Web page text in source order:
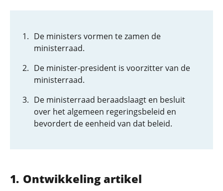
De ministers vormen te zamen de
ministerraad.
De minister-president is voorzitter van de
ministerraad.
De ministerraad beraadslaagt en besluit
over het algemeen regeringsbeleid en
bevordert de eenheid van dat beleid.
Ontwikkeling artikel